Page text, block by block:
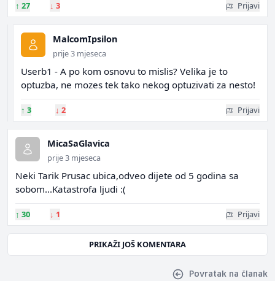
↑ 27 ↓ 3 Prijavi
MalcomIpsilon
prije 3 mjeseca
Userb1 - A po kom osnovu to mislis? Velika je to
optuzba, ne mozes tek tako nekog optuzivati za nesto!
↑ 3 ↓ 2 Prijavi
MicaSaGlavica
prije 3 mjeseca
Neki Tarik Prusac ubica,odveo dijete od 5 godina sa
sobom...Katastrofa ljudi :(
↑ 30 ↓ 1 Prijavi
PRIKAŽI JOŠ KOMENTARA
Povratak na članak